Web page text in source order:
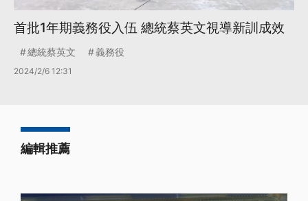
首批1年期義務役入伍 總統蔡英文視導新訓成效
總統蔡英文 義務役
2024/2/6 12:31
編輯推薦